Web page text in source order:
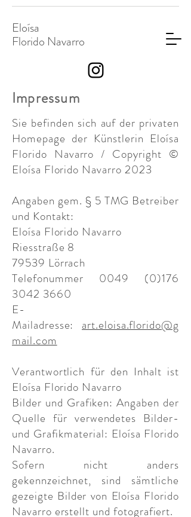
Eloísa
Florido Navarro
Impressum
Sie befinden sich auf der privaten
Homepage der Künstlerin Eloísa
Florido Navarro / Copyright ©
Eloísa Florido Navarro 2023
Angaben gem. § 5 TMG Betreiber
und Kontakt:
Eloísa Florido Navarro
Riesstraße 8
79539 Lörrach
Telefonummer 0049
(0)176
3042 3660
E-
Mailadresse: art.eloisa.florido@g
mail.com
Verantwortlich für den Inhalt ist
Eloísa Florido Navarro
Bilder und Grafiken: Angaben der
Quelle für verwendetes Bilder-
und Grafikmaterial: Eloísa Florido
Navarro.
Sofern nicht anders
gekennzeichnet, sind sämtliche
gezeigte Bilder von Eloísa Florido
Navarro erstellt und fotografiert.